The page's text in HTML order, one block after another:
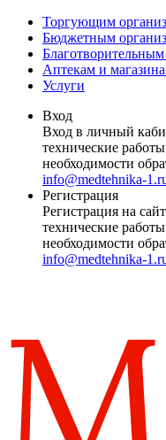
Торгующим
Бюджетным
Аптекам и
Услуги
Вход
Вход в личный
технические
необходимости
info@medtehnika-
Регистрация
Регистрация на
технические
необходимости
info@medtehnika-